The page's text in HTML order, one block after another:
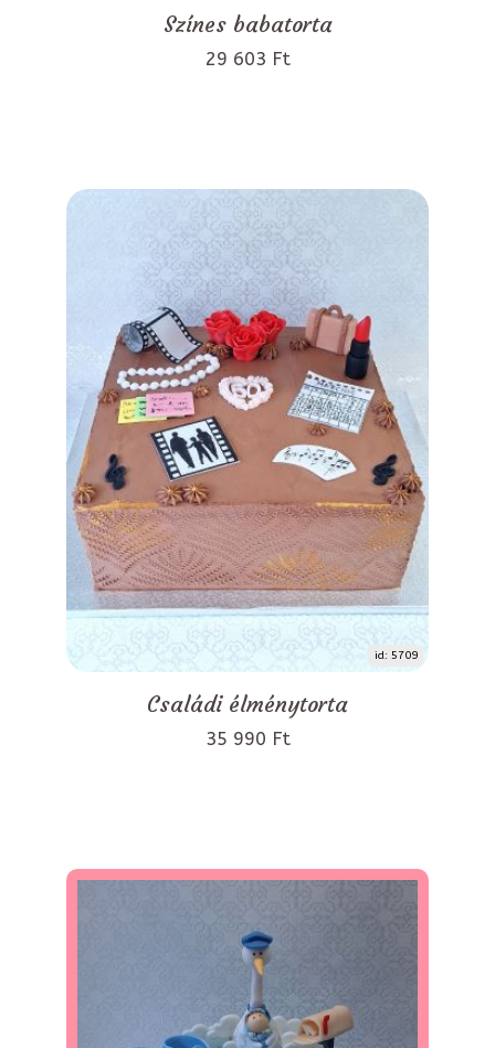
Színes babatorta
29 603 Ft
id: 5709
Családi élménytorta
35 990 Ft